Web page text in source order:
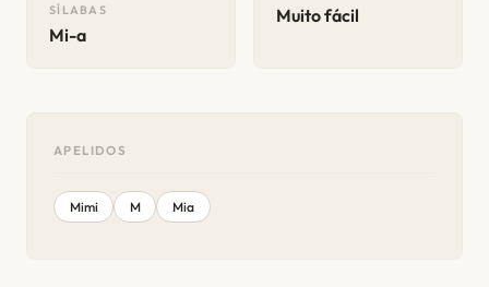
SÍLABAS
Mi-a
Muito fácil
APELIDOS
Mimi M Mia